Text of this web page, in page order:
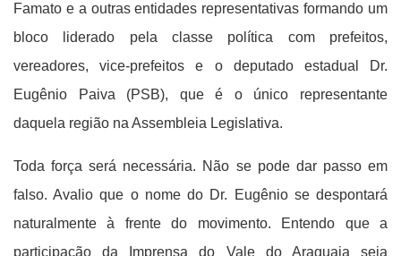
Famato e a outras entidades representativas formando um
bloco liderado pela classe política com prefeitos,
vereadores, vice-prefeitos e o deputado estadual Dr.
Eugênio Paiva (PSB), que é o único representante
daquela região na Assembleia Legislativa.
Toda força será necessária. Não se pode dar passo em
falso. Avalio que o nome do Dr. Eugênio se despontará
naturalmente à frente do movimento. Entendo que a
participação da Imprensa do Vale do Araguaia seja